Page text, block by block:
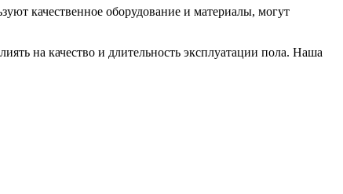
качественное оборудование и материалы, могут
на качество и длительность эксплуатации пола. Наша